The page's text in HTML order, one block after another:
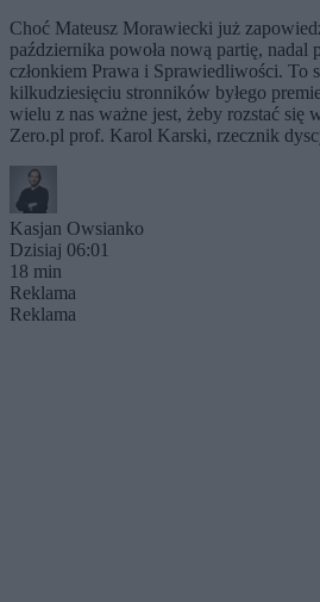
Choć Mateusz Morawiecki już
października powoła nową partię, nadal
członkiem Prawa i Sprawiedliwości. To
kilkudziesięciu stronników byłego
wielu z nas ważne jest, żeby rozstać się
Zero.pl prof. Karol Karski, rzecznik
Kasjan Owsianko
Dzisiaj 06:01
18 min
Reklama
Reklama